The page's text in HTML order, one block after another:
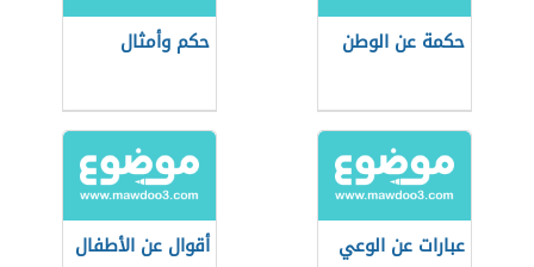
حكمة عن الوطن حكم وأمثال
عبارات عن الوعي
أقوال عن الأطفال